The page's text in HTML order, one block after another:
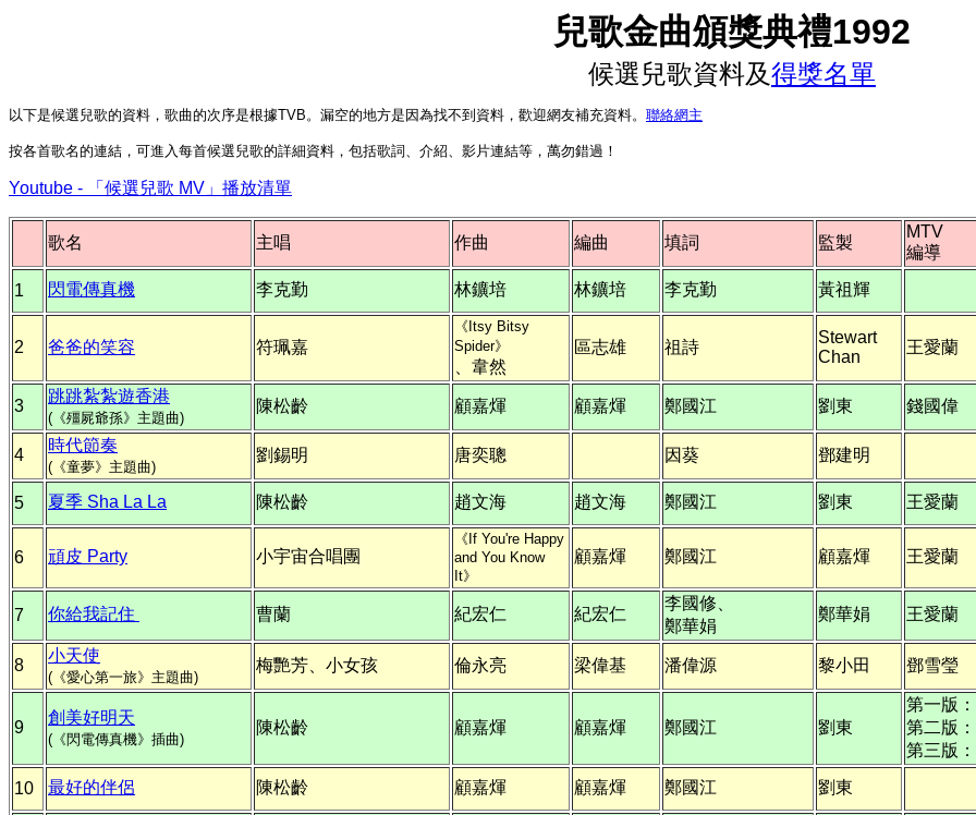
兒歌金曲頒獎典禮1992
候選兒歌資料及得獎名單
以下是候選兒歌的資料，歌曲的次序是根據TVB。漏空的地方是因為找不到資料，歡迎網友補充資料。 聯絡網主
按各首歌名的連結，可進入每首候選兒歌的詳細資料，包括歌詞、介紹、影片連結等，萬勿錯過！
Youtube - 「候選兒歌 MV」播放清單
歌名 主唱 作曲 編曲 填詞 監製
MTV
編導
1 閃電傳真機 李克勤 林鑛培 林鑛培 李克勤 黃祖輝
2 爸爸的笑容 符珮嘉
《Itsy Bitsy
Spider》
、韋然
區志雄 祖詩
Stewart
Chan
王愛蘭
3
跳跳紮紮遊香港
(《殭屍爺孫》主題曲)
陳松齡 顧嘉煇 顧嘉煇 鄭國江 劉東 錢國偉
4
時代節奏
(《童夢》主題曲)
劉錫明 唐奕聰 因葵 鄧建明
5 夏季 Sha La La 陳松齡 趙文海 趙文海 鄭國江 劉東 王愛蘭
6 頑皮 Party 小宇宙合唱團
《If You're Happy
and You Know
It》
顧嘉煇 鄭國江 顧嘉煇 王愛蘭
7 你給我記住 曹蘭 紀宏仁 紀宏仁
李國修、
鄭華娟
鄭華娟 王愛蘭
8
小天使
(《愛心第一旅》主題曲)
梅艷芳、小女孩 倫永亮 梁偉基 潘偉源 黎小田 鄧雪瑩
9
創美好明天
(《閃電傳真機》插曲)
陳松齡 顧嘉煇 顧嘉煇 鄭國江 劉東
第一版
第二版
第三版
10 最好的伴侶 陳松齡 顧嘉煇 顧嘉煇 鄭國江 劉東